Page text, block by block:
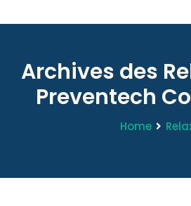
Archives des
Preventech
Home